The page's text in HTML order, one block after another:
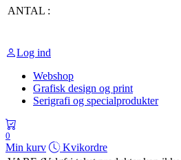
ANTAL :
Log ind
Webshop
Grafisk design og print
Serigrafi og specialprodukter
0
Min kurv
Kvikordre